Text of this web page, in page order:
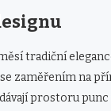
tradiční
zaměřením na
prostoru